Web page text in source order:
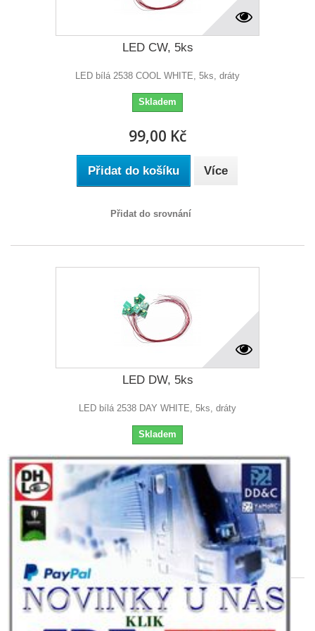
LED CW, 5ks
LED bílá 2538 COOL WHITE, 5ks, dráty
Skladem
99,00 Kč
Přidat do košíku Více
Přidat do srovnání
LED DW, 5ks
LED bílá 2538 DAY WHITE, 5ks, dráty
Skladem
99,00 Kč
Přidat do košíku Více
Přidat do srovnání